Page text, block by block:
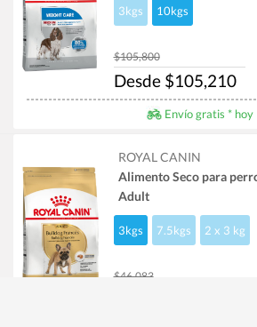
3kgs 10kgs
$105,800
Desde $105,210
Envío gratis * hoy
ROYAL CANIN
Alimento Seco para
Adult
3kgs 7.5kgs 2 x 3 kg
$46,083